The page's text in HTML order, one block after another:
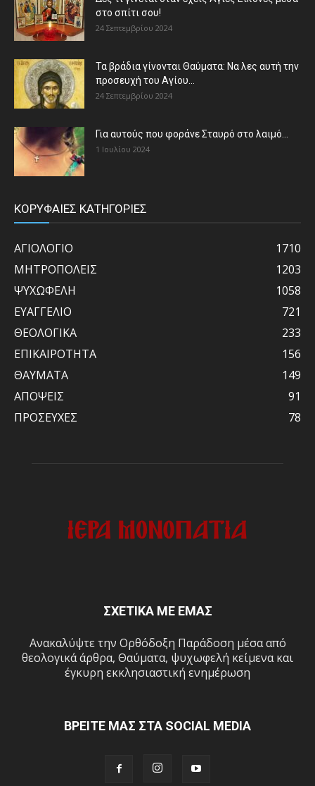
στο σπίτι σου!
24 Σεπτεμβρίου 2024
Τα βράδια γίνονται Θαύματα: Να λες αυτή την
προσευχή του Αγίου...
24 Σεπτεμβρίου 2024
Για αυτούς που φοράνε Σταυρό στο λαιμό…
1 Ιουλίου 2024
ΚΟΡΥΦΑΙΕΣ ΚΑΤΗΓΟΡΙΕΣ
ΑΓΙΟΛΟΓΙΟ
1710
ΜΗΤΡΟΠΟΛΕΙΣ
1203
ΨΥΧΩΦΕΛΗ
1058
ΕΥΑΓΓΕΛΙΟ
721
ΘΕΟΛΟΓΙΚΑ
233
ΕΠΙΚΑΙΡΟΤΗΤΑ
156
ΘΑΥΜΑΤΑ
149
ΑΠΟΨΕΙΣ
91
ΠΡΟΣΕΥΧΕΣ
78
ΣΧΕΤΙΚΑ ΜΕ ΕΜΑΣ
Ανακαλύψτε την Ορθόδοξη Παράδοση μέσα από
θεολογικά άρθρα, Θαύματα, ψυχωφελή κείμενα και
έγκυρη εκκλησιαστική ενημέρωση
ΒΡΕΙΤΕ ΜΑΣ ΣΤΑ SOCIAL MEDIA